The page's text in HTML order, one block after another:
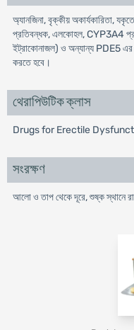
অ্যানজিনা, বৃক্কীয় অকার্যকারিতা,
প্রতিবন্ধক, এলকোহল, CYP3A4
ইট্রাকোনাজল) ও অন্যান্য PDE5 এর
করতে হবে।
থেরাপিউটিক ক্লাস
Drugs for Erectile
সংরক্ষণ
আলো ও তাপ থেকে দূরে, শুষ্ক স্থানে